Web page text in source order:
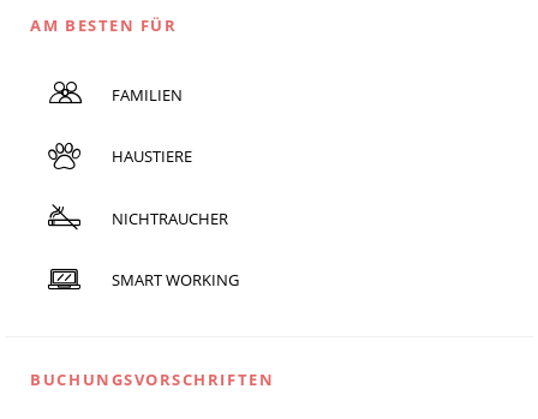
AM BESTEN FÜR
FAMILIEN
HAUSTIERE
NICHTRAUCHER
SMART WORKING
BUCHUNGSVORSCHRIFTEN